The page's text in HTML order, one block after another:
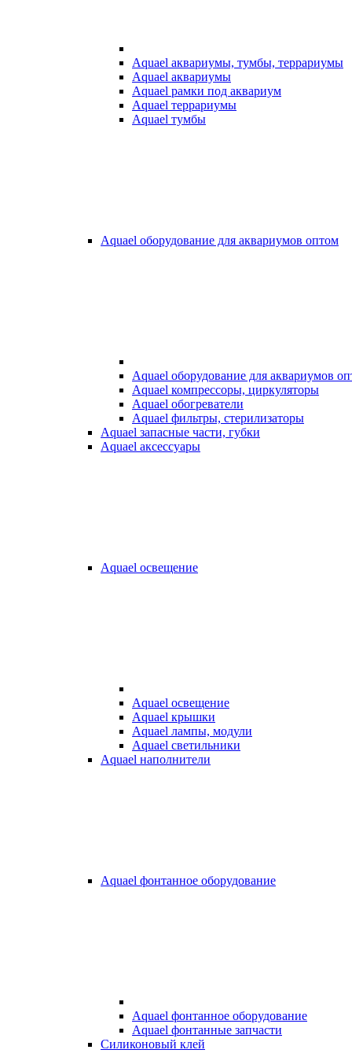
Aquael аквариумы, тумбы, террариумы
Aquael аквариумы
Aquael рамки под аквариум
Aquael террариумы
Aquael тумбы
Aquael оборудование для аквариумов оптом
Aquael оборудование для аквариумов
Aquael компрессоры, циркуляторы
Aquael обогреватели
Aquael фильтры, стерилизаторы
Aquael запасные части, губки
Aquael аксессуары
Aquael освещение
Aquael освещение
Aquael крышки
Aquael лампы, модули
Aquael светильники
Aquael наполнители
Aquael фонтанное оборудование
Aquael фонтанное оборудование
Aquael фонтанные запчасти
Силиконовый клей